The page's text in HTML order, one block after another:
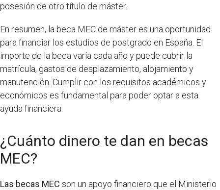
posesión de otro título de máster.
En resumen, la beca MEC de máster es una oportunidad
para financiar los estudios de postgrado en España. El
importe de la beca varía cada año y puede cubrir la
matrícula, gastos de desplazamiento, alojamiento y
manutención. Cumplir con los requisitos académicos y
económicos es fundamental para poder optar a esta
ayuda financiera.
¿Cuánto dinero te dan en becas
MEC?
Las becas MEC son un apoyo financiero que el Ministerio